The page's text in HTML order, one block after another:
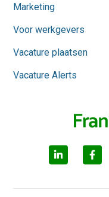
Marketing
Voor werkgevers
Vacature plaatsen
Vacature Alerts